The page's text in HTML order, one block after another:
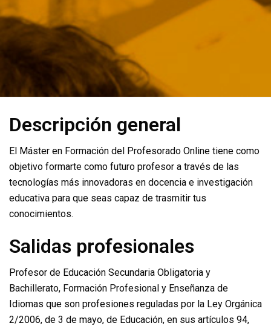
Descripción general
El Máster en Formación del Profesorado Online tiene como
objetivo formarte como futuro profesor a través de las
tecnologías más innovadoras en docencia e investigación
educativa para que seas capaz de trasmitir tus
conocimientos.
Salidas profesionales
Profesor de Educación Secundaria Obligatoria y
Bachillerato, Formación Profesional y Enseñanza de
Idiomas que son profesiones reguladas por la Ley Orgánica
2/2006, de 3 de mayo, de Educación, en sus artículos 94,